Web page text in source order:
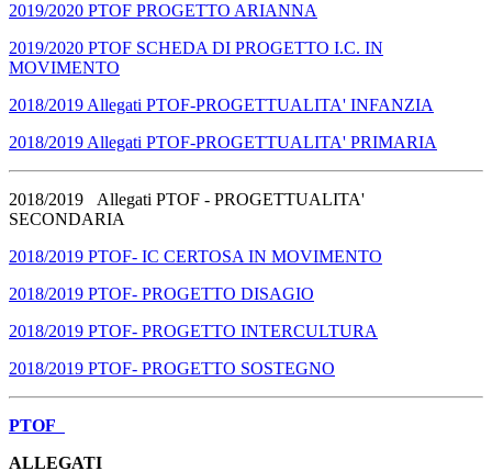
2019/2020 PTOF PROGETTO ARIANNA
2019/2020 PTOF SCHEDA DI PROGETTO I.C. IN
MOVIMENTO
2018/2019 Allegati PTOF-PROGETTUALITA' INFANZIA
2018/2019 Allegati PTOF-PROGETTUALITA' PRIMARIA
2018/2019 Allegati PTOF - PROGETTUALITA'
SECONDARIA
2018/2019 PTOF- IC CERTOSA IN MOVIMENTO
2018/2019 PTOF- PROGETTO DISAGIO
2018/2019 PTOF- PROGETTO INTERCULTURA
2018/2019 PTOF- PROGETTO SOSTEGNO
PTOF
ALLEGATI